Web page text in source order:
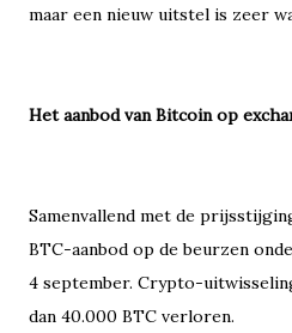
maar een nieuw uitstel is zeer
Het aanbod van Bitcoin op
Samenvallend met de
BTC-aanbod op de beurzen
4 september. Crypto-
dan 40.000 BTC verloren.